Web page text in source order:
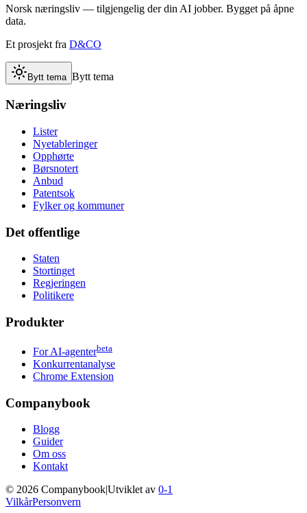
Norsk næringsliv — tilgjengelig der din AI jobber. Bygget på åpne
data.
Et prosjekt fra D&CO
Bytt tema Bytt tema
Næringsliv
Lister
Nyetableringer
Opphørte
Børsnotert
Anbud
Patentsok
Fylker og kommuner
Det offentlige
Staten
Stortinget
Regjeringen
Politikere
Produkter
For AI-agenterbeta
Konkurrentanalyse
Chrome Extension
Companybook
Blogg
Guider
Om oss
Kontakt
© 2026 CompanybookUtviklet av 0-1
VilkårPersonvern